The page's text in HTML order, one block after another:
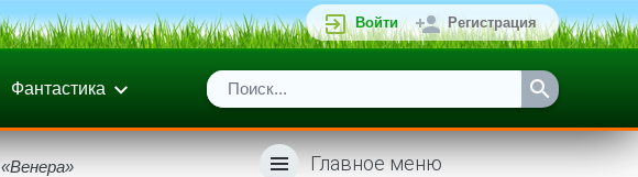
Войти Регистрация
Фантастика
Главное меню